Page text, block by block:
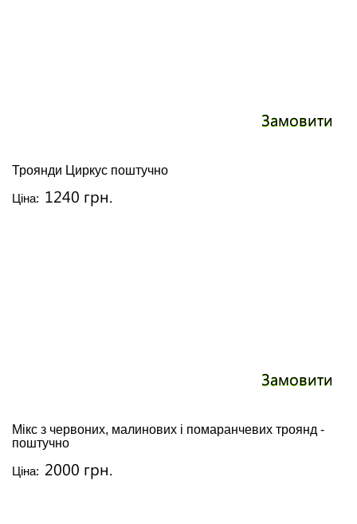
Замовити
Троянди Циркус поштучно
Ціна: 1240 грн.
Замовити
Мікс з червоних, малинових і помаранчевих троянд -
поштучно
Ціна: 2000 грн.